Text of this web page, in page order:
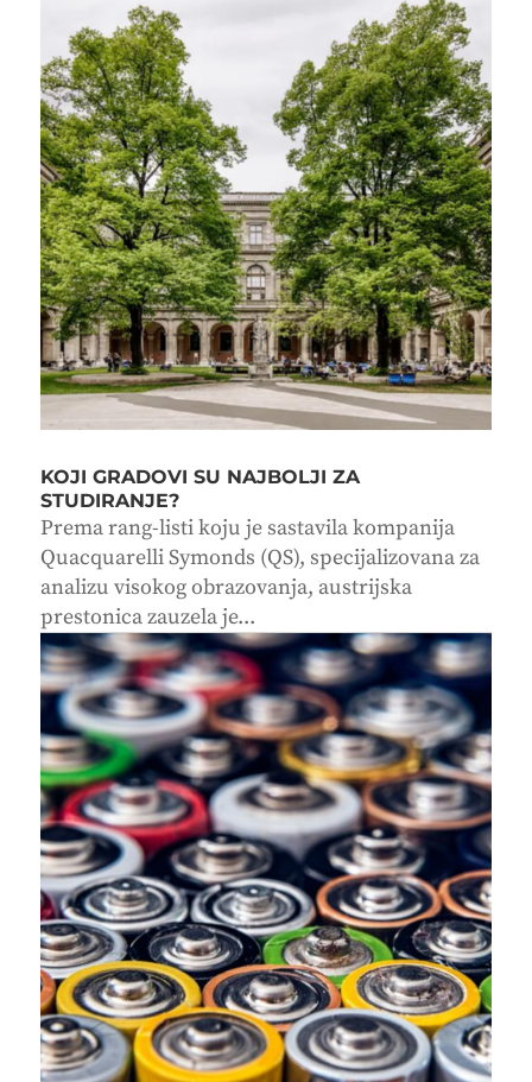
KOJI GRADOVI SU NAJBOLJI ZA
STUDIRANJE?
Prema rang-listi koju je sastavila kompanija
Quacquarelli Symonds (QS), specijalizovana za
analizu visokog obrazovanja, austrijska
prestonica zauzela je...